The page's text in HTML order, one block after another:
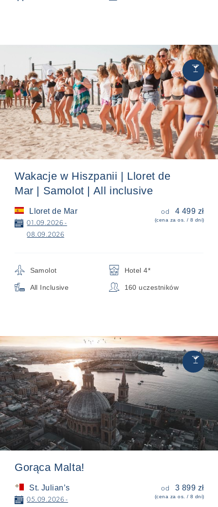
Chill
&
Party
🍸
Wakacje w Hiszpanii | Lloret de
Mar | Samolot | All inclusive
Lloret de Mar
📅 01.09.2026 -
08.09.2026
od 4 499 zł
(cena za os. / 8 dni)
✈ Samolot 🏨 Hotel 4*
 All Inclusive 👥 160 uczestników
Chill
&
Party
🍸
Gorąca Malta!
St. Julian’s
📅 05.09.2026 -
od 3 899 zł
(cena za os. / 8 dni)